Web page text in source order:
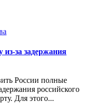
за задержания
России полные
российского
Для этого...